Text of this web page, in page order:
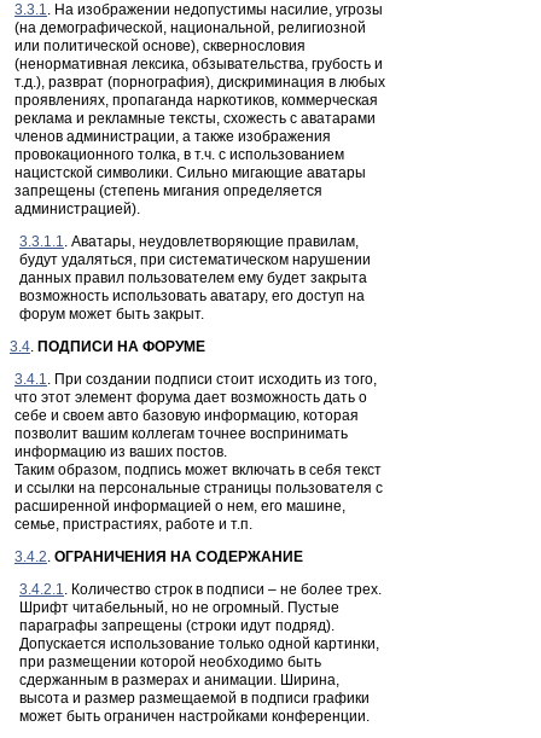
3.3.1. На изображении недопустимы насилие, угрозы
(на демографической, национальной, религиозной
или политической основе), сквернословия
(ненормативная лексика, обзывательства, грубость и
т.д.), разврат (порнография), дискриминация в любых
проявлениях, пропаганда наркотиков, коммерческая
реклама и рекламные тексты, схожесть с аватарами
членов администрации, а также изображения
провокационного толка, в т.ч. с использованием
нацистской символики. Сильно мигающие аватары
запрещены (степень мигания определяется
администрацией).
3.3.1.1. Аватары, неудовлетворяющие правилам,
будут удаляться, при систематическом нарушении
данных правил пользователем ему будет закрыта
возможность использовать аватару, его доступ на
форум может быть закрыт.
3.4. ПОДПИСИ НА ФОРУМЕ
3.4.1. При создании подписи стоит исходить из того,
что этот элемент форума дает возможность дать о
себе и своем авто базовую информацию, которая
позволит вашим коллегам точнее воспринимать
информацию из ваших постов.
Таким образом, подпись может включать в себя текст
и ссылки на персональные страницы пользователя с
расширенной информацией о нем, его машине,
семье, пристрастиях, работе и т.п.
3.4.2. ОГРАНИЧЕНИЯ НА СОДЕРЖАНИЕ
3.4.2.1. Количество строк в подписи – не более трех.
Шрифт читабельный, но не огромный. Пустые
параграфы запрещены (строки идут подряд).
Допускается использование только одной картинки,
при размещении которой необходимо быть
сдержанным в размерах и анимации. Ширина,
высота и размер размещаемой в подписи графики
может быть ограничен настройками конференции.